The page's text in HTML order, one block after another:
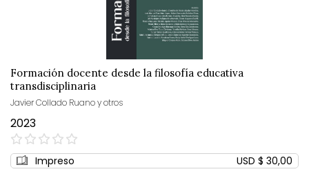
Formación docente desde la filosofía educativa
transdisciplinaria
Javier Collado Ruano y otros
2023
0%
Impreso USD $ 30,00